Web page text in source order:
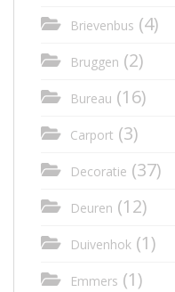
Brievenbus (4)
Bruggen (2)
Bureau (16)
Carport (3)
Decoratie (37)
Deuren (12)
Duivenhok (1)
Emmers (1)